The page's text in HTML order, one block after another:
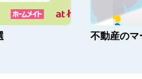
不動産のマ